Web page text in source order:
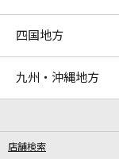
Kiroro
四国地方
九州・沖縄地方
店舗検索